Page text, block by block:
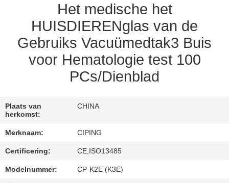
CITAAT
SITEMAP
POLICY
Het medische het
HUISDIERENglas van de
Gebruiks Vacuümedtak3 Buis
voor Hematologie test 100
PCs/Dienblad
Plaats van
herkomst:
CHINA
Merknaam: CIPING
Certificering: CE,ISO13485
Modelnummer: CP-K2E (K3E)